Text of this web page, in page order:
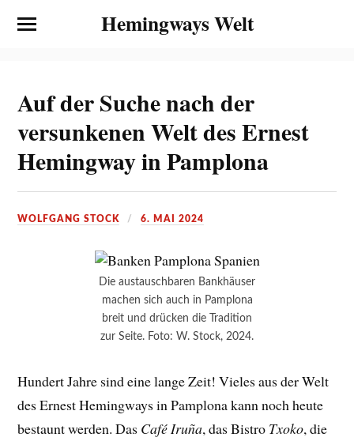
Hemingways Welt
Auf der Suche nach der
versunkenen Welt des Ernest
Hemingway in Pamplona
WOLFGANG STOCK 6. MAI 2024
Die austauschbaren Bankhäuser
machen sich auch in Pamplona
breit und drücken die Tradition
zur Seite. Foto: W. Stock, 2024.
Hundert Jahre sind eine lange Zeit! Vieles aus der Welt
des Ernest Hemingways in Pamplona kann noch heute
bestaunt werden. Das Café Iruña, das Bistro Txoko, die